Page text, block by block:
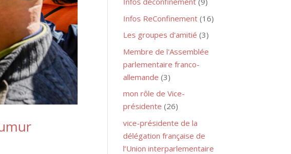
Infos ReConfinement (16)
Les groupes d'amitié (3)
Membre de l'Assemblée
parlementaire franco-
allemande (3)
mon rôle de Vice-
présidente (26)
vice-présidente de la
délégation française de
l’Union interparlementaire